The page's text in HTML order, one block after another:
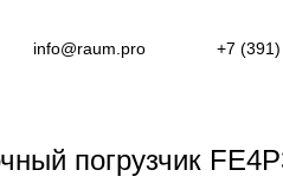
info@raum.pro +7
погрузчик